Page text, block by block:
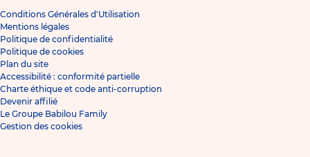
Conditions Générales d'Utilisation
Mentions légales
Politique de confidentialité
Politique de cookies
Plan du site
Accessibilité : conformité partielle
Charte éthique et code anti-corruption
Devenir affilié
Le Groupe Babilou Family
Gestion des cookies